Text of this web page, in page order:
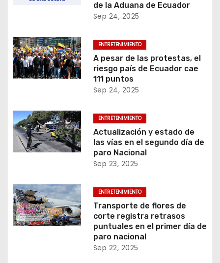
a
s
de la Aduana de Ecuador
Sep 24, 2025
ENTRETENIMIENTO
A pesar de las protestas, el
riesgo país de Ecuador cae
111 puntos
Sep 24, 2025
ENTRETENIMIENTO
Actualización y estado de
las vías en el segundo día de
paro Nacional
Sep 23, 2025
ENTRETENIMIENTO
Transporte de flores de
corte registra retrasos
puntuales en el primer día de
paro nacional
Sep 22, 2025